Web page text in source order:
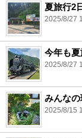
夏旅行2
2025/8/27
今年も
2025/8/27
みんな
2025/8/15